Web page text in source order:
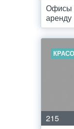
Офисы
аренду
215